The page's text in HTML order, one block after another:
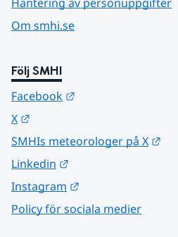
Om smhi.se
Följ SMHI
Facebook
X
SMHIs meteorologer på X
Linkedin
Instagram
Policy för sociala medier